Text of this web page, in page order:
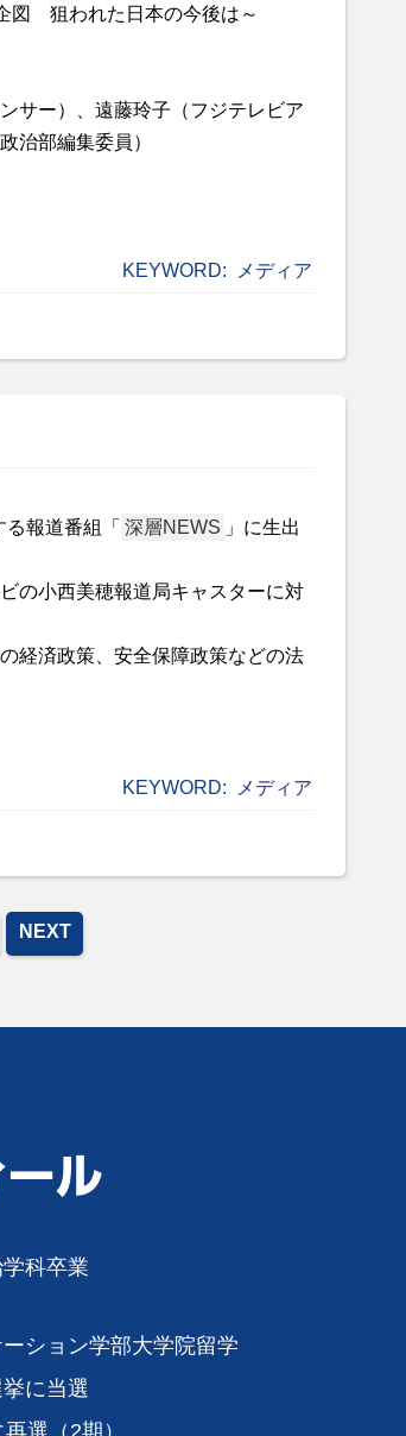
図 狙われた日本の今後は～
サー）、遠藤玲子（フジテレビア
治部編集委員）
KEYWORD: メディア
報道番組「 深層NEWS 」に生出
の小西美穂報道局キャスターに対
経済政策、安全保障政策などの法
KEYWORD: メディア
NEXT
科卒業
ション学部大学院留学
に当選